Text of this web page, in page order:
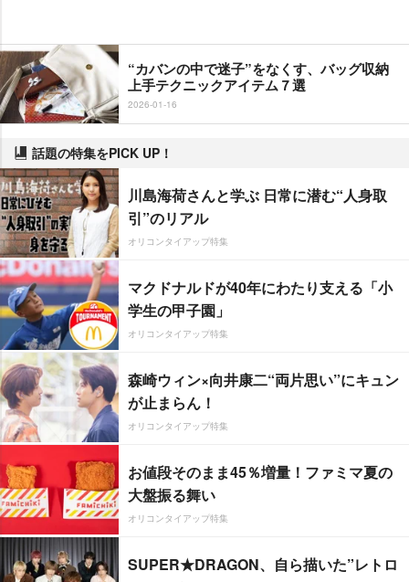
“カバンの中で迷子”をなくす、バッグ収納
上手テクニックアイテム７選
2026-01-16
話題の特集をPICK UP！
川島海荷さんと学ぶ 日常に潜む“人身取
引”のリアル
オリコンタイアップ特集
マクドナルドが40年にわたり支える「小
学生の甲子園」
オリコンタイアップ特集
森崎ウィン×向井康二“両片思い”にキュン
が止まらん！
オリコンタイアップ特集
お値段そのまま45％増量！ファミマ夏の
大盤振る舞い
オリコンタイアップ特集
SUPER★DRAGON、自ら描いた”レトロ